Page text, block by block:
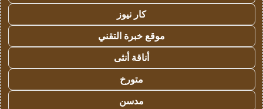
كار نيوز
موقع خبرة التقني
أناقة أنثى
متورخ
مدسن